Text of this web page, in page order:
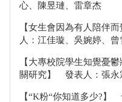
心、陳昱璉、雷章杰
【女生會因為有人陪伴
人：江佳璇、吳婉婷、
【大專校院學生知覺憂
關研究】 發表人：張永
【“K粉“你知道多少?】